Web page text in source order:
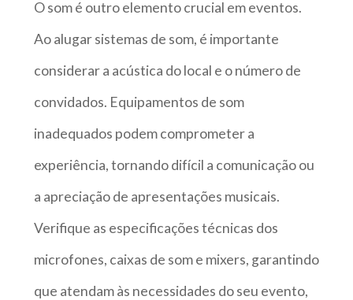
O som é outro elemento crucial em eventos.
Ao alugar sistemas de som, é importante
considerar a acústica do local e o número de
convidados. Equipamentos de som
inadequados podem comprometer a
experiência, tornando difícil a comunicação ou
a apreciação de apresentações musicais.
Verifique as especificações técnicas dos
microfones, caixas de som e mixers, garantindo
que atendam às necessidades do seu evento,